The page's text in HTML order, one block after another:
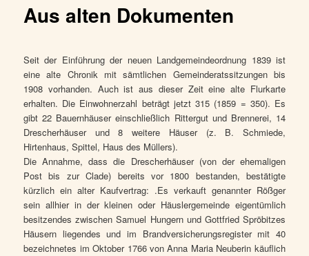
Aus alten Dokumenten
Seit der Einführung der neuen Landgemeindeordnung 1839 ist
eine alte Chronik mit sämtlichen Gemeinderatssitzungen bis
1908 vorhanden. Auch ist aus dieser Zeit eine alte Flurkarte
erhalten. Die Einwohnerzahl beträgt jetzt 315 (1859 = 350). Es
gibt 22 Bauernhäuser einschließlich Rittergut und Brennerei, 14
Drescherhäuser und 8 weitere Häuser (z. B. Schmiede,
Hirtenhaus, Spittel, Haus des Müllers).
Die Annahme, dass die Drescherhäuser (von der ehemaligen
Post bis zur Clade) bereits vor 1800 bestanden, bestätigte
kürzlich ein alter Kaufvertrag: .Es verkauft genannter Rößger
sein allhier in der kleinen oder Häuslergemeinde eigentümlich
besitzendes zwischen Samuel Hungern und Gottfried Spröbitzes
Häusern liegendes und im Brandversicherungsregister mit 40
bezeichnetes im Oktober 1766 von Anna Maria Neuberin käuflich